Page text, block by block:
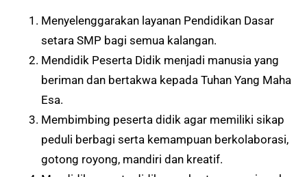
Menyelenggarakan layanan Pendidikan Dasar
setara SMP bagi semua kalangan.
Mendidik Peserta Didik menjadi manusia yang
beriman dan bertakwa kepada Tuhan Yang Maha
Esa.
Membimbing peserta didik agar memiliki sikap
peduli berbagi serta kemampuan berkolaborasi,
gotong royong, mandiri dan kreatif.